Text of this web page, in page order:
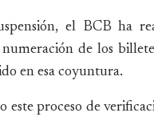
el BCB ha
de los
en esa coyuntura.
este proceso de